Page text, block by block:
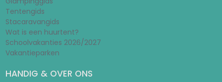
Tentengids
Stacaravangids
Wat is een huurtent?
Schoolvakanties 2026/2027
Vakantieparken
HANDIG & OVER ONS